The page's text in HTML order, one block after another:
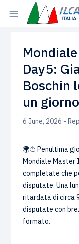
Day5:
Boschin
un
6 June, 2026 -
🌍⛵ Penultima
Mondiale Master
completate che
disputate. Una
ritardata di circa
disputate con
formato.